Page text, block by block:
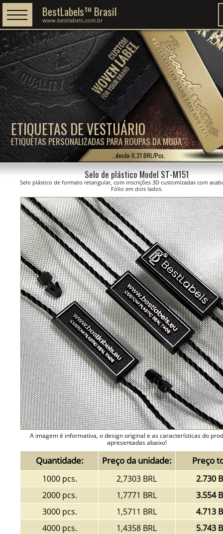
ETIQUETAS DE VESTUÁRIO
ETIQUETAS PERSONALIZADAS PARA ROUPAS DA MODA
BestLabels™ Brasil
www.bestlabels.com.br
…desde 0,21 BRL/Pcs.
Selo de plástico Model ST-M151
Selo plástico de formato retangular, com inscrições 3D customizadas com
Fólio em dois lados.
A imagem é informativa, o design original e as características do
apresentadas abaixo!
Quantidade: Preço da unidade: Preço
1000 pcs. 2,7303 BRL
2.730
2000 pcs.
1,7771 BRL
3.554
3000 pcs.
1,5711 BRL
4.713
4000 pcs.
1,4358 BRL
5.743